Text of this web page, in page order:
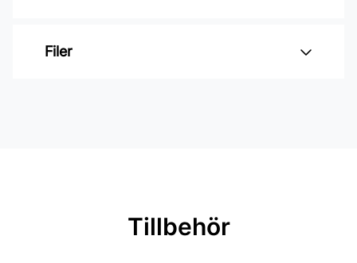
Varumärke: Midbec Tapeter
Rullängd: 3 m
Filer
Tillbehör